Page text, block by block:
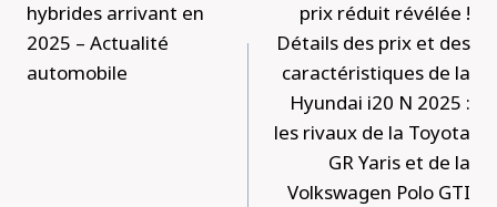
hybrides arrivant en
2025 – Actualité
automobile
prix réduit révélée !
Détails des prix et des
caractéristiques de la
Hyundai i20 N 2025 :
les rivaux de la Toyota
GR Yaris et de la
Volkswagen Polo GTI